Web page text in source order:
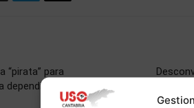
“pirata” para
dependientes